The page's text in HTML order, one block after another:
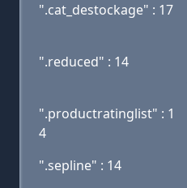
".cat_destockage" : 17
".reduced" : 14
".productratinglist" : 1
4
".sepline" : 14